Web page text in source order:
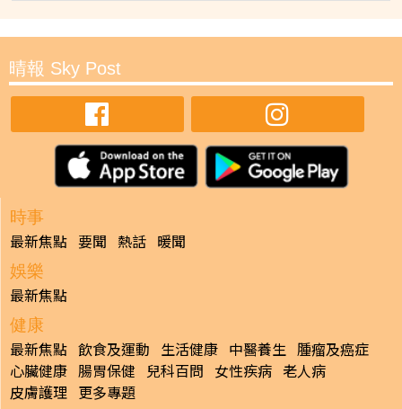
晴報 Sky Post
時事
最新焦點 要聞 熱話 暖聞
娛樂
最新焦點
健康
最新焦點 飲食及運動 生活健康 中醫養生 腫瘤及癌症
心臟健康 腸胃保健 兒科百問 女性疾病 老人病
皮膚護理 更多專題